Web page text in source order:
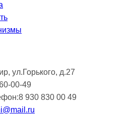
ул.Горького, д.27
00-49
8 930 830 00 49